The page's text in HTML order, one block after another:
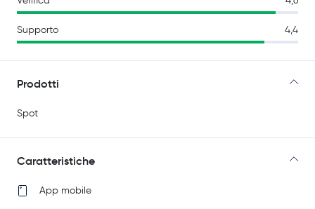
Supporto 4,4
Prodotti
Spot
Caratteristiche
App mobile